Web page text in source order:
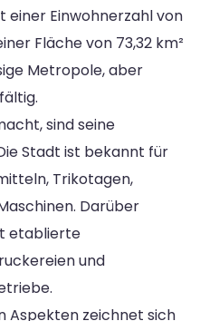
Einwohnerzahl von
Fläche von 73,32 km²
Metropole, aber
sind seine
Stadt ist bekannt für
Trikotagen,
Darüber
etablierte
und
Aspekten zeichnet sich